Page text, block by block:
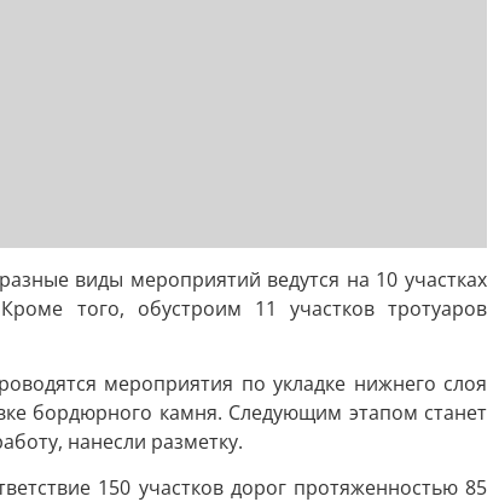
виды мероприятий ведутся на 10 участках
того, обустроим 11 участков тротуаров
мероприятия по укладке нижнего слоя
бордюрного камня. Следующим этапом станет
нанесли разметку.
150 участков дорог протяженностью 85